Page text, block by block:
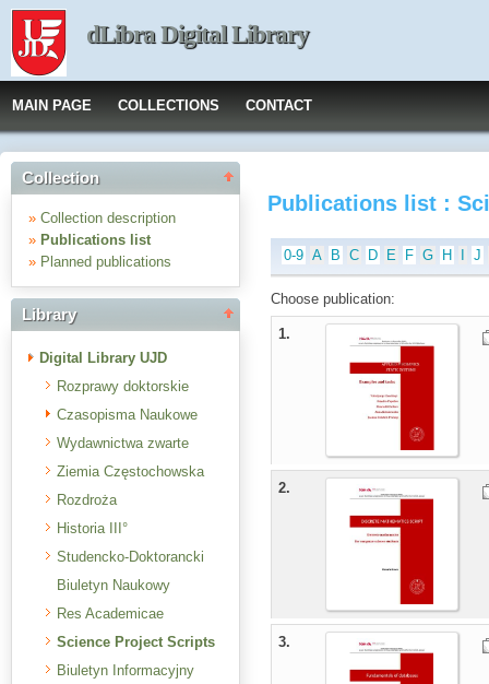
dLibra Digital Library
MAIN PAGE COLLECTIONS CONTACT
Collection
» Collection description
» Publications list
» Planned publications
Library
Digital Library UJD
Rozprawy doktorskie
Czasopisma Naukowe
Wydawnictwa zwarte
Ziemia Częstochowska
Rozdroża
Historia III°
Studencko-Doktorancki
Biuletyn Naukowy
Res Academicae
Science Project Scripts
Biuletyn Informacyjny
Publications list :
0-9 A B C D E F G H J
Choose publication:
1.
2.
3.